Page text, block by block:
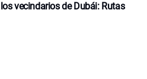
vecindarios de Dubái: Rutas